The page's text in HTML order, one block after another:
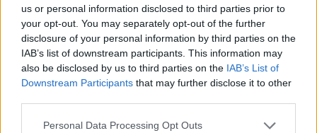
us or personal information disclosed to third parties prior to
your opt-out. You may separately opt-out of the further
disclosure of your personal information by third parties on the
IAB’s list of downstream participants. This information may
also be disclosed by us to third parties on the IAB’s List of
Downstream Participants that may further disclose it to other
Please note that this website/app uses one or more Google
Personal Data Processing Opt Outs
della salita del Castello e la presenza di un cast
internazionale promettono una serata intensa
per gli appassionati diciclismoe per la città
intera.
AUTORE